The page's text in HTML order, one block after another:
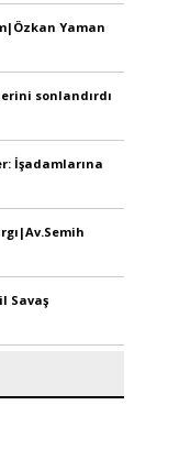
Yaman
sonlandırdı
İşadamlarına
Savaş